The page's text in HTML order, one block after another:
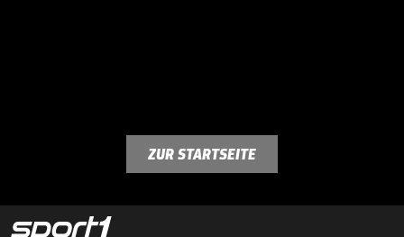
ZUR STARTSEITE